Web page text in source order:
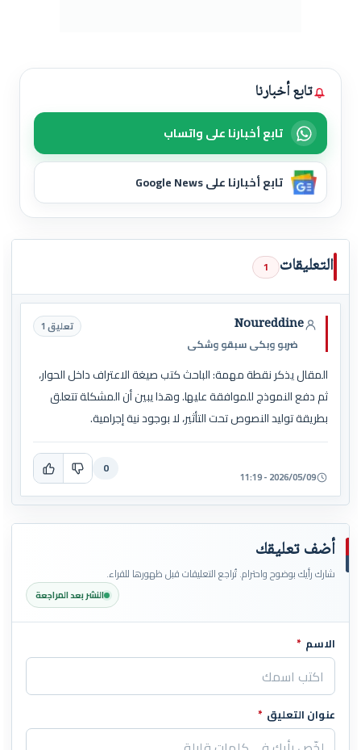
تابع أخبارنا
تابع أخبارنا على واتساب
تابع أخبارنا على Google News
التعليقات 1
Noureddine
ضربو وبكى سبقو وشكى
تعليق 1
المقال يذكر نقطة مهمة: الباحث كتب صيغة الاعتراف داخل الحوار،
ثم دفع النموذج للموافقة عليها. وهذا يبين أن المشكلة تتعلق
بطريقة توليد النصوص تحت التأثير، لا بوجود نية إجرامية.
2026/05/09 - 11:19
0
أضف تعليقك
شارك رأيك بوضوح واحترام. تُراجع التعليقات قبل ظهورها للقراء.
النشر بعد المراجعة
اترك هذا الحقل فارغاً
الاسم *
عنوان التعليق *